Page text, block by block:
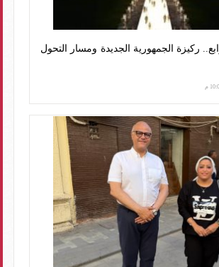
ركيزة الجمهورية الجديدة ومسار التحول